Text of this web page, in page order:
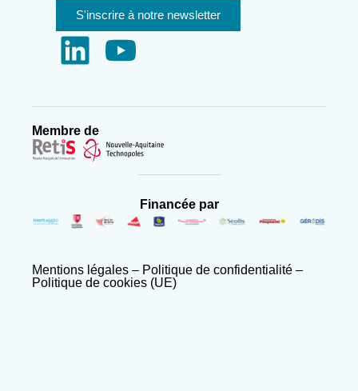
S'inscrire à notre newsletter
Membre de
Financée par
Mentions légales – Politique de confidentialité –
Politique de cookies (UE)